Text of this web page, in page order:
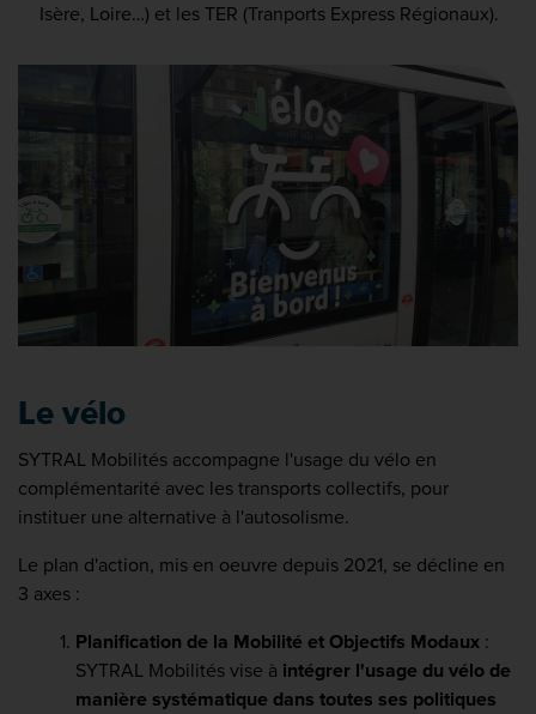
Isère, Loire…) et les TER (Tranports Express Régionaux).
Le vélo
SYTRAL Mobilités accompagne l'usage du vélo en
complémentarité avec les transports collectifs, pour
instituer une alternative à l'autosolisme.
Le plan d'action, mis en oeuvre depuis 2021, se décline en
3 axes :
Planification de la Mobilité et Objectifs Modaux :
SYTRAL Mobilités vise à intégrer l'usage du vélo de
manière systématique dans toutes ses politiques